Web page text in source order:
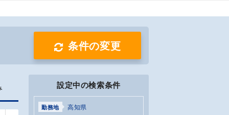
条件の変更
設定中の検索条件
勤務地 高知県